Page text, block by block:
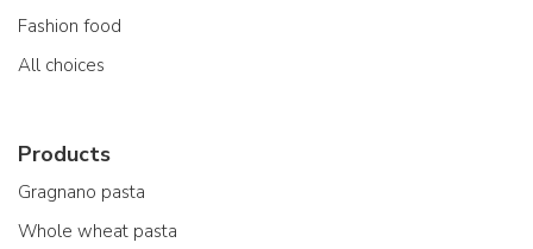
Fashion food
All choices
Products
Gragnano pasta
Whole wheat pasta